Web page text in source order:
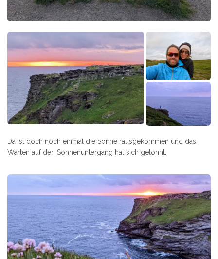
Da ist doch noch einmal die Sonne rausgekommen und das
Warten auf den Sonnenuntergang hat sich gelohnt.